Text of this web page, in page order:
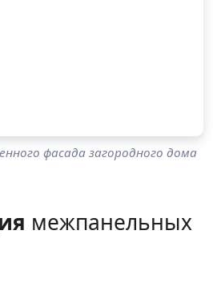
фасада загородного дома
межпанельных